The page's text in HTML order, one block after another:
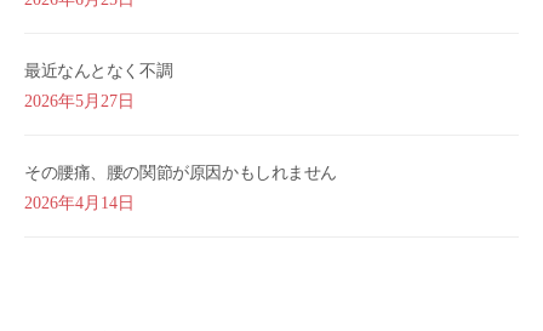
最近なんとなく不調
2026年5月27日
その腰痛、腰の関節が原因かもしれません
2026年4月14日